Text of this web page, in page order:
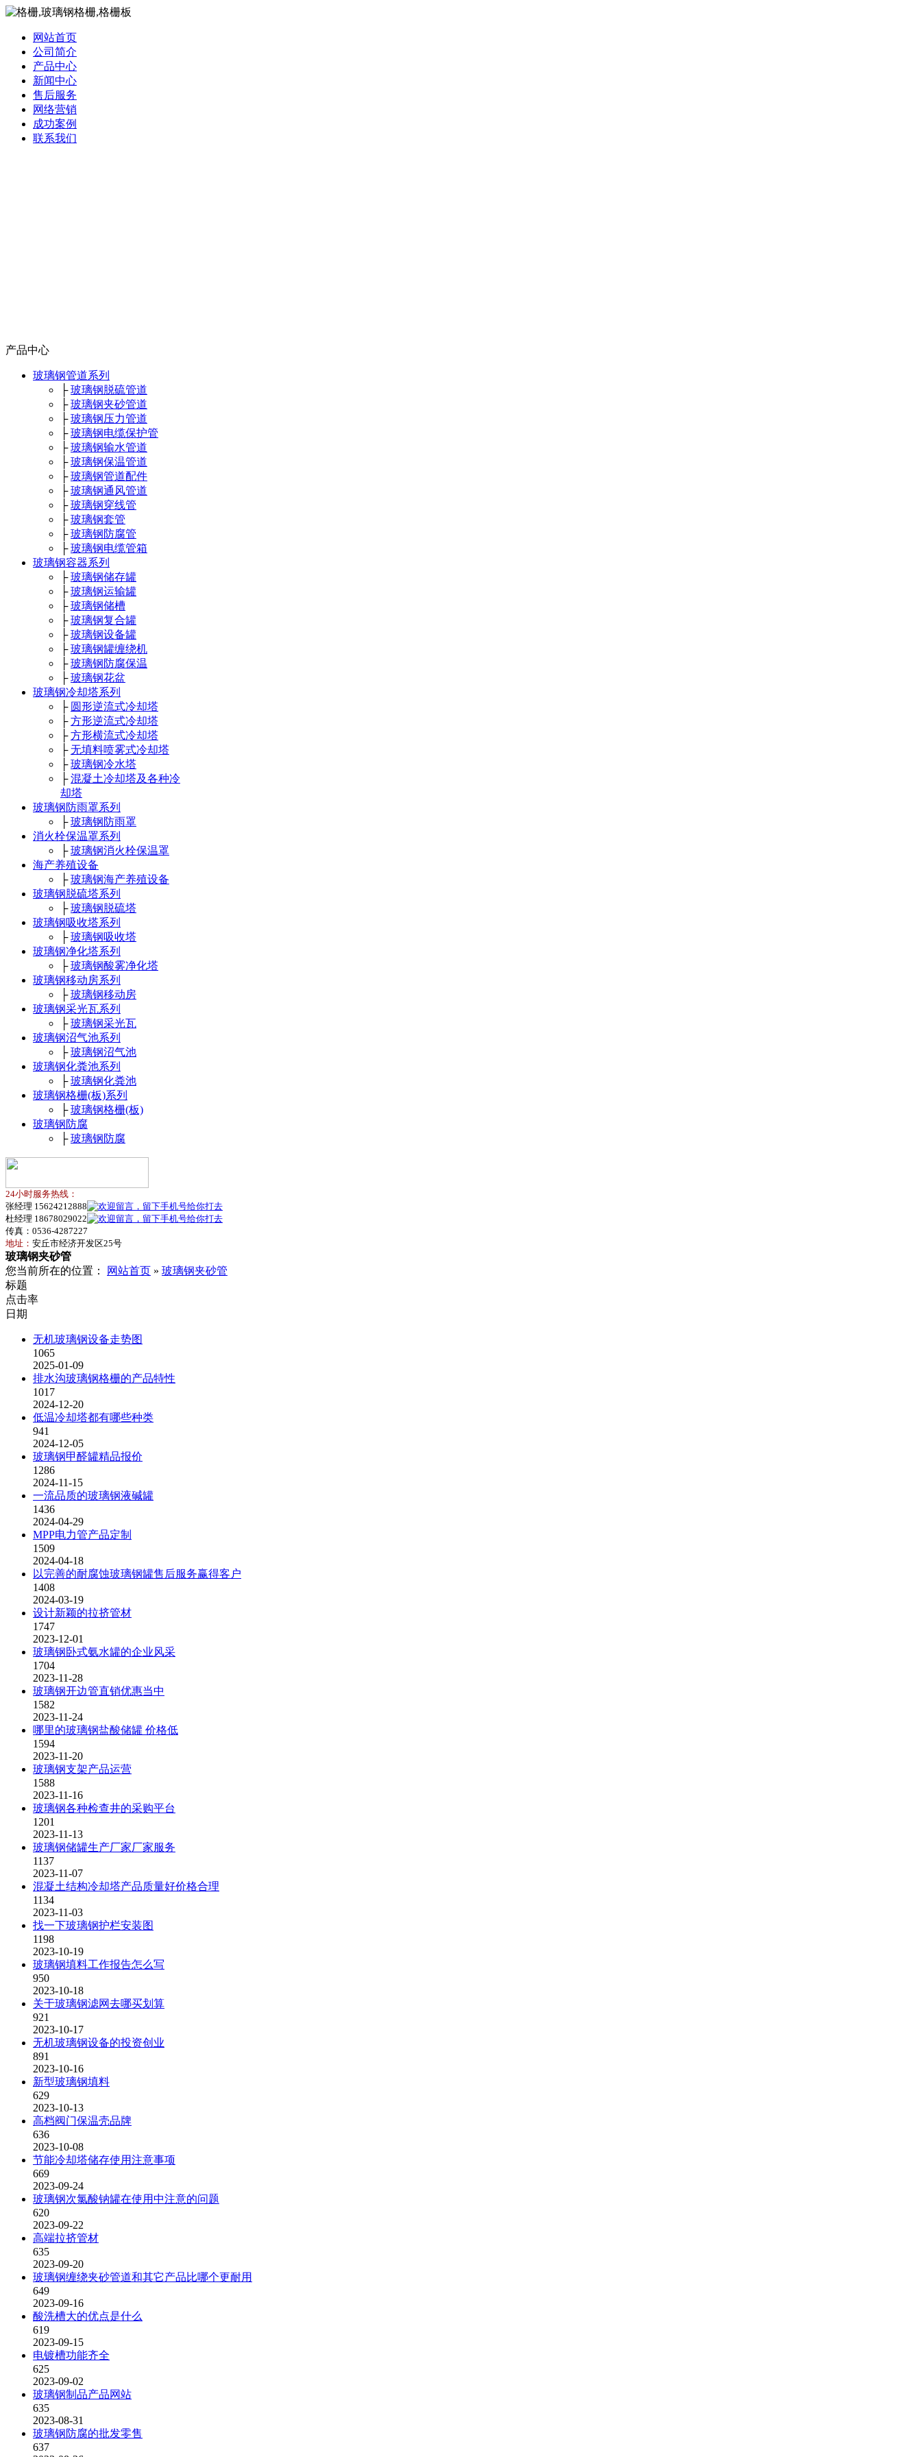
网站首页
公司简介
产品中心
新闻中心
售后服务
网络营销
成功案例
联系我们
产品中心
玻璃钢管道系列
├玻璃钢脱硫管道
├玻璃钢夹砂管道
├玻璃钢压力管道
├玻璃钢电缆保护管
├玻璃钢输水管道
├玻璃钢保温管道
├玻璃钢管道配件
├玻璃钢通风管道
├玻璃钢穿线管
├玻璃钢套管
├玻璃钢防腐管
├玻璃钢电缆管箱
玻璃钢容器系列
├玻璃钢储存罐
├玻璃钢运输罐
├玻璃钢储槽
├玻璃钢复合罐
├玻璃钢设备罐
├玻璃钢罐缠绕机
├玻璃钢防腐保温
├玻璃钢花盆
玻璃钢冷却塔系列
├ 圆形逆流式冷却塔
├方形逆流式冷却塔
├方形横流式冷却塔
├无填料喷雾式冷却塔
├玻璃钢冷水塔
├混凝土冷却塔及各种冷
却塔
玻璃钢防雨罩系列
├玻璃钢防雨罩
消火栓保温罩系列
├玻璃钢消火栓保温罩
海产养殖设备
├玻璃钢海产养殖设备
玻璃钢脱硫塔系列
├玻璃钢脱硫塔
玻璃钢吸收塔系列
├玻璃钢吸收塔
玻璃钢净化塔系列
├玻璃钢酸雾净化塔
玻璃钢移动房系列
├玻璃钢移动房
玻璃钢采光瓦系列
├玻璃钢采光瓦
玻璃钢沼气池系列
├玻璃钢沼气池
玻璃钢化粪池系列
├玻璃钢化粪池
玻璃钢格栅(板)系列
├玻璃钢格栅(板)
玻璃钢防腐
├玻璃钢防腐
24小时服务热线：
张经理 15624212888
杜经理 18678029022
传真：0536-4287227
地址： 安丘市经济开发区25号
玻璃钢夹砂管
您当前所在的位置：
网站首页 » 玻璃钢夹砂管
标题
点击率
日期
无机玻璃钢设备走势图
1065
2025-01-09
排水沟玻璃钢格栅的产品特性
1017
2024-12-20
低温冷却塔都有哪些种类
941
2024-12-05
玻璃钢甲醛罐精品报价
1286
2024-11-15
一流品质的玻璃钢液碱罐
1436
2024-04-29
MPP电力管产品定制
1509
2024-04-18
以完善的耐腐蚀玻璃钢罐售后服务赢得客户
1408
2024-03-19
设计新颖的拉挤管材
1747
2023-12-01
玻璃钢卧式氨水罐的企业风采
1704
2023-11-28
玻璃钢开边管直销优惠当中
1582
2023-11-24
哪里的玻璃钢盐酸储罐 价格低
1594
2023-11-20
玻璃钢支架产品运营
1588
2023-11-16
玻璃钢各种检查井的采购平台
1201
2023-11-13
玻璃钢储罐生产厂家厂家服务
1137
2023-11-07
混凝土结构冷却塔产品质量好价格合理
1134
2023-11-03
找一下玻璃钢护栏安装图
1198
2023-10-19
玻璃钢填料工作报告怎么写
950
2023-10-18
关于玻璃钢滤网去哪买划算
921
2023-10-17
无机玻璃钢设备的投资创业
891
2023-10-16
新型玻璃钢填料
629
2023-10-13
高档阀门保温壳品牌
636
2023-10-08
节能冷却塔储存使用注意事项
669
2023-09-24
玻璃钢次氯酸钠罐在使用中注意的问题
620
2023-09-22
高端拉挤管材
635
2023-09-20
玻璃钢缠绕夹砂管道和其它产品比哪个更耐用
649
2023-09-16
酸洗槽大的优点是什么
619
2023-09-15
电镀槽功能齐全
625
2023-09-02
玻璃钢制品产品网站
635
2023-08-31
玻璃钢防腐的批发零售
637